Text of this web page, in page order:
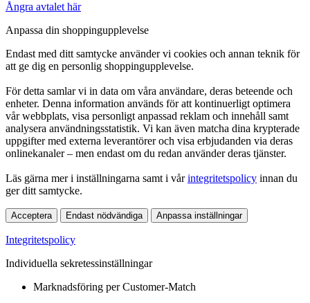
Ångra avtalet här
Anpassa din shoppingupplevelse
Endast med ditt samtycke använder vi cookies och annan teknik för
att ge dig en personlig shoppingupplevelse.
För detta samlar vi in data om våra användare, deras beteende och
enheter. Denna information används för att kontinuerligt optimera
vår webbplats, visa personligt anpassad reklam och innehåll samt
analysera användningsstatistik. Vi kan även matcha dina krypterade
uppgifter med externa leverantörer och visa erbjudanden via deras
onlinekanaler – men endast om du redan använder deras tjänster.
Läs gärna mer i inställningarna samt i vårintegritetspolicy innan du
ger ditt samtycke.
Acceptera Endast nödvändiga Anpassa inställningar
Integritetspolicy
Individuella sekretessinställningar
Marknadsföring per Customer-Match